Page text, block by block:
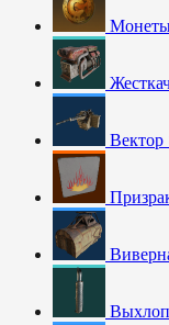
Вектор